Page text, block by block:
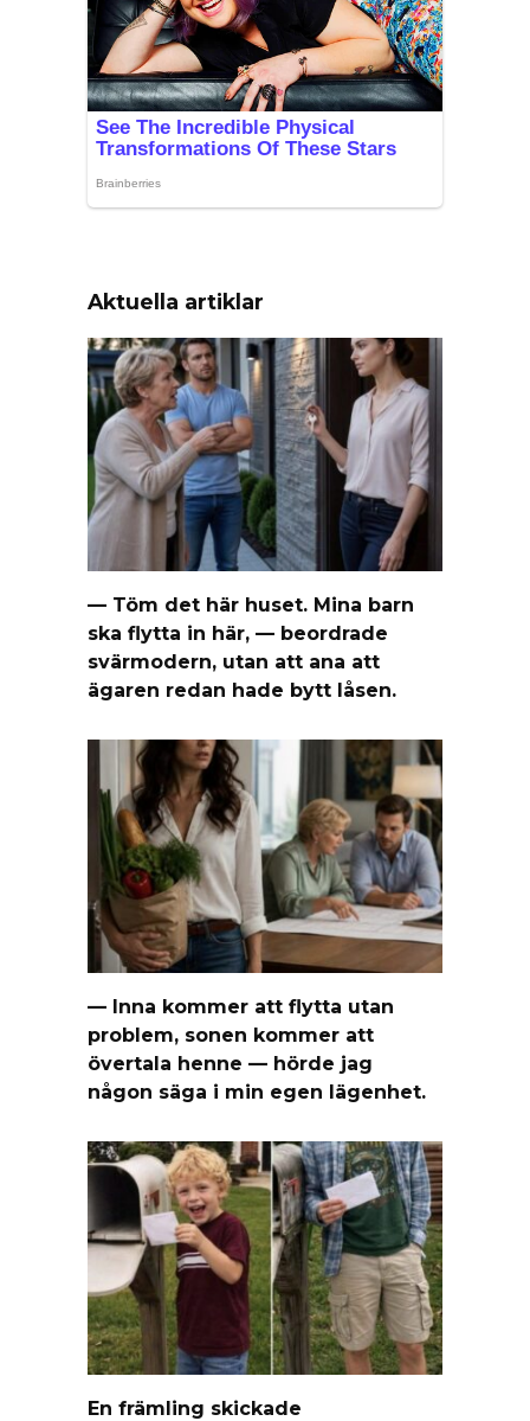
Aktuella artiklar
— Töm det här huset. Mina barn
ska flytta in här, — beordrade
svärmodern, utan att ana att
ägaren redan hade bytt låsen.
— Inna kommer att flytta utan
problem, sonen kommer att
övertala henne — hörde jag
någon säga i min egen lägenhet.
En främling skickade